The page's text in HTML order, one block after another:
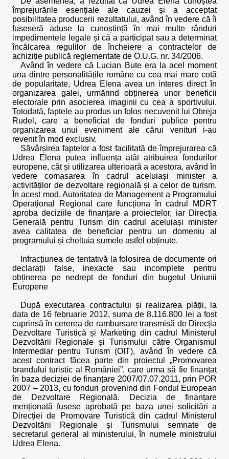
împrejurările esențiale ale cauzei și a acceptat
posibilitatea producerii rezultatului, având în vedere că îi
fuseseră aduse la cunoștință în mai multe rânduri
impedimentele legale și că a participat sau a determinat
încălcarea regulilor de încheiere a contractelor de
achiziție publică reglementate de O.U.G. nr. 34/2006.
Având în vedere că Lucian Bute era la acel moment
una dintre personalitățile române cu cea mai mare cotă
de popularitate, Udrea Elena avea un interes direct în
organizarea galei, urmărind obținerea unor beneficii
electorale prin asocierea imaginii cu cea a sportivului.
Totodată, faptele au produs un folos necuvenit lui Obreja
Rudel, care a beneficiat de fonduri publice pentru
organizarea unui eveniment ale cărui venituri i-au
revenit în mod exclusiv.
Săvârșirea faptelor a fost facilitată de împrejurarea că
Udrea Elena putea influența atât atribuirea fondurilor
europene, cât și utilizarea ulterioară a acestora, având în
vedere comasarea în cadrul aceluiași minister a
activităților de dezvoltare regională și a celor de turism.
În acest mod, Autoritatea de Management a Programului
Operațional Regional care funcționa în cadrul MDRT
aproba deciziile de finanțare a proiectelor, iar Direcția
Generală pentru Turism din cadrul aceluiași minister
avea calitatea de beneficiar pentru un domeniu al
programului și cheltuia sumele astfel obținute.
Infracțiunea de tentativă la folosirea de documente ori
declarații false, inexacte sau incomplete pentru
obținerea pe nedrept de fonduri din bugetul Uniunii
Europene
După executarea contractului și realizarea plății, la
data de 16 februarie 2012, suma de 8.116.800 lei a fost
cuprinsă în cererea de rambursare transmisă de Direcția
Dezvoltare Turistică și Marketing din cadrul Ministerul
Dezvoltării Regionale și Turismului către Organismul
Intermediar pentru Turism (OIT), având în vedere că
acest contract făcea parte din proiectul „Promovarea
brandului turistic al României”, care urma să fie finanțat
în baza deciziei de finanțare 2007/07.07.2011, prin POR
2007 – 2013, cu fonduri provenind din Fondul European
de Dezvoltare Regională. Decizia de finanțare
menționată fusese aprobată pe baza unei solicitări a
Direcției de Promovare Turistică din cadrul Ministerul
Dezvoltării Regionale și Turismului semnate de
secretarul general al ministerului, în numele ministrului
Udrea Elena.